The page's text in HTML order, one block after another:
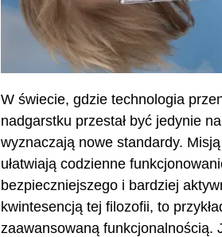
W świecie, gdzie technologia
nadgarstku przestał być jedynie
wyznaczają nowe standardy.
ułatwiają codzienne
bezpieczniejszego i bardziej
kwintesencją tej filozofii, to
zaawansowaną funkcjonalnością.